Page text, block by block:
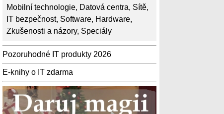
Mobilní technologie, Datová centra, Sítě,
IT bezpečnost, Software, Hardware,
Zkušenosti a názory, Speciály
Pozoruhodné IT produkty 2026
E-knihy o IT zdarma